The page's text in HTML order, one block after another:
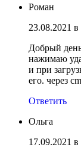
Роман
23.08.2021 в
Добрый
нажимаю
и при
его. через
Ответить
Ольга
17.09.2021 в